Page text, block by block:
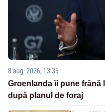
8 aug. 2026, 13:35
Groenlanda îi pune frână
după planul de foraj